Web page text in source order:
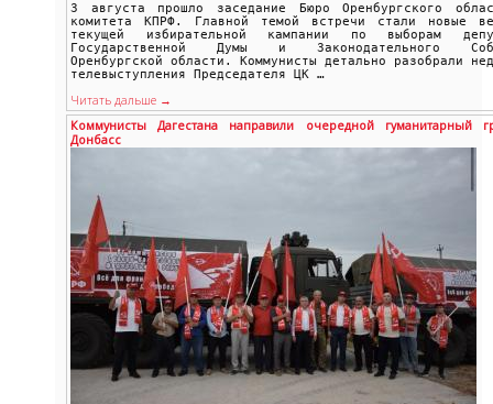
3 августа прошло заседание Бюро Оренбургского
комитета КПРФ. Главной темой встречи стали новые
текущей избирательной кампании по выборам
Государственной Думы и Законодательного
Оренбургской области. Коммунисты детально разобрали
телевыступления Председателя ЦК …
Читать дальше →
Коммунисты Дагестана направили очередной гуманитарный
Донбасс